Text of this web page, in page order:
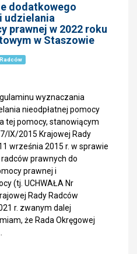
dodatkowego
udzielania
prawnej w 2022 roku
w Staszowie
wyznaczania
nieodpłatnej pomocy
tej pomocy, stanowiącym
IX/2015 Krajowej Rady
września 2015 r. w sprawie
prawnych do
prawnej i
(tj. UCHWAŁA Nr
Rady Radców
r. zwanym dalej
że Rada Okręgowej